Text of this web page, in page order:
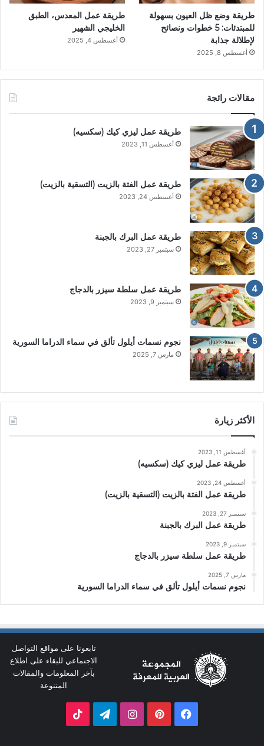
طريقة وضع ظل العيون بسهولة
للمبتدئات: 5 خطوات ونصائح
لإطلالة جذابة
أغسطس 8, 2025
طريقة عمل المعدس، الطبق
الخليجي الشهير
أغسطس 4, 2025
مقالات رائجة
طريقة عمل ليزي كيك (سكسيه)
أغسطس 11, 2023
طريقة عمل الفتة بالزيت (التسقية بالزيت)
أغسطس 24, 2023
طريقة عمل البرك بالجبنة
سبتمبر 27, 2023
طريقة عمل سلطة سيزر بالدجاج
سبتمبر 9, 2023
نجوم نسمات أيلول تألق في سماء الدراما السورية
مارس 7, 2025
الأكثر زيارة
أغسطس 11, 2023
طريقة عمل ليزي كيك (سكسيه)
أغسطس 24, 2023
طريقة عمل الفتة بالزيت (التسقية بالزيت)
سبتمبر 27, 2023
طريقة عمل البرك بالجبنة
سبتمبر 9, 2023
طريقة عمل سلطة سيزر بالدجاج
مارس 7, 2025
نجوم نسمات أيلول تألق في سماء الدراما السورية
تابعونا على مواقع التواصل
الاجتماعي للبقاء على اطلاع
بآخر المعلومات والمقالات
المتنوعة
فيسبوك بينتيريستانستقرامتيلقرام